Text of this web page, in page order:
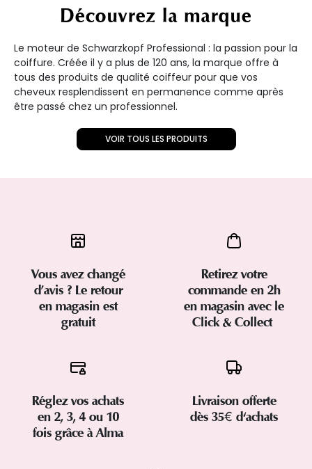
Découvrez la marque
Le moteur de Schwarzkopf Professional : la passion pour la
coiffure. Créée il y a plus de 120 ans, la marque offre à
tous des produits de qualité coiffeur pour que vos
cheveux resplendissent en permanence comme après
être passé chez un professionnel.
VOIR TOUS LES PRODUITS
Vous avez changé
d’avis ? Le retour
en magasin est
gratuit
Retirez votre
commande en 2h
en magasin avec le
Click & Collect
Réglez vos achats
en 2, 3, 4 ou 10
fois grâce à Alma
Livraison offerte
dès 35€ d'achats